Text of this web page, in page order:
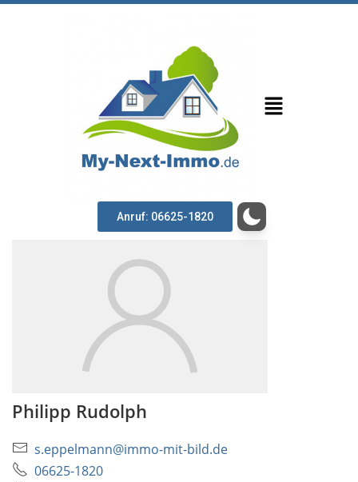
Anruf: 06625-1820
Philipp Rudolph
s.eppelmann@immo-mit-bild.de
06625-1820